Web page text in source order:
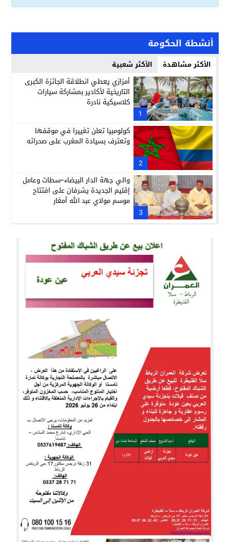
أنشطة الحكومة
الأكثر مشاهدة الأكثر شعبية
1
أمزازي يعطي انطلاقة الجائزة الكبرى
التاريخية لأكادير بمشاركة سيارات
كلاسيكية نادرة
2
كولومبيا تعلن تغييرا في موقفها
وتعترف بسيادة المغرب على صحرائه
3
والي جهة الدار البيضاء–سطات وعامل
إقليم الجديدة يشرفان على افتتاح
موسم مولاي عبد الله أمغار